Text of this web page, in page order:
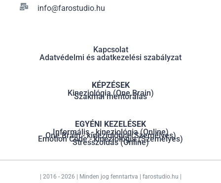
info@farostudio.hu
Kapcsolat
Adatvédelmi és adatkezelési szabályzat
KÉPZÉSEK
Kineziológia (One Brain)
Szakmai mentorálás
EGYÉNI KEZELÉSEK
Informális - kineziológia (Online)
One Brain - kineziológia (Személyes)
Emotion Code - kineziológia (Személyes)
Stresszoldás (Online)
| 2016 - 2026 | Minden jog fenntartva | farostudio.hu |